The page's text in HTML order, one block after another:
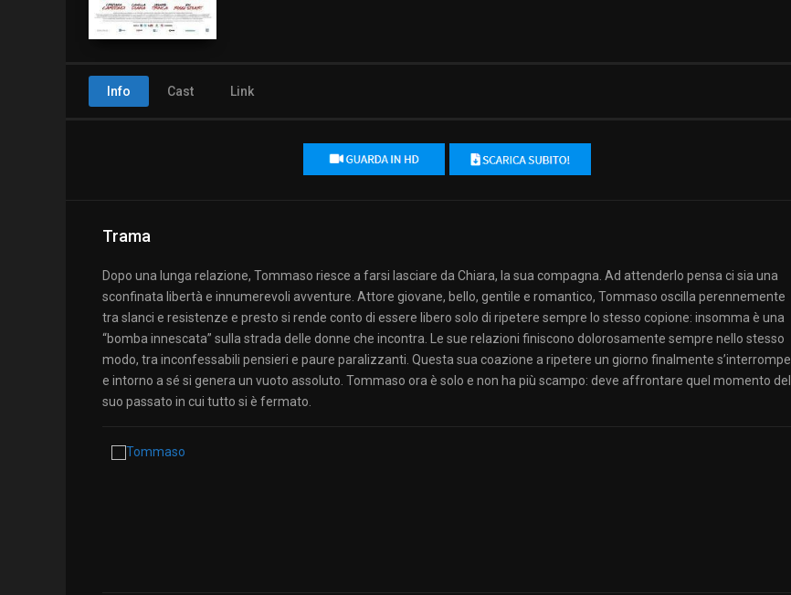
Info Cast Link
Trama
Dopo una lunga relazione, Tommaso riesce a farsi lasciare da Chiara, la sua compagna. Ad attenderlo pensa ci sia una
sconfinata libertà e innumerevoli avventure. Attore giovane, bello, gentile e romantico, Tommaso oscilla perennemente
tra slanci e resistenze e presto si rende conto di essere libero solo di ripetere sempre lo stesso copione: insomma è una
“bomba innescata” sulla strada delle donne che incontra. Le sue relazioni finiscono dolorosamente sempre nello stesso
modo, tra inconfessabili pensieri e paure paralizzanti. Questa sua coazione a ripetere un giorno finalmente s’interrompe
e intorno a sé si genera un vuoto assoluto. Tommaso ora è solo e non ha più scampo: deve affrontare quel momento del
suo passato in cui tutto si è fermato.